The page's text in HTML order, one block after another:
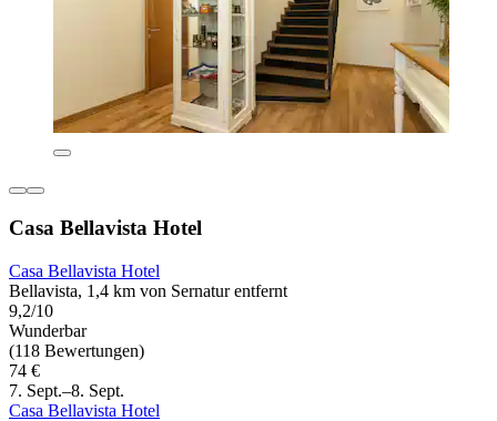
Casa Bellavista Hotel
Casa Bellavista Hotel
Bellavista, 1,4 km von Sernatur entfernt
9,2/10
Wunderbar
(118 Bewertungen)
74 €
7. Sept.–8. Sept.
Casa Bellavista Hotel